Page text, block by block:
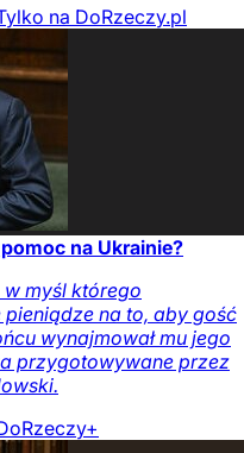
na DoRzeczy.pl
na Ukrainie?
myśl którego
na to, aby gość
wynajmował mu jego
przygotowywane przez